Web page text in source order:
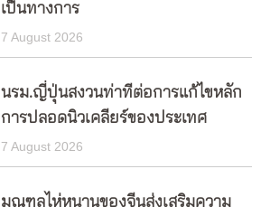
เป็นทางการ
7 August 2026
นรม.ญี่ปุ่นสงวนท่าทีต่อการแก้ไขหลัก
การปลอดนิวเคลียร์ของประเทศ
7 August 2026
มณฑลไห่หนานของจีนส่งเสริมความ